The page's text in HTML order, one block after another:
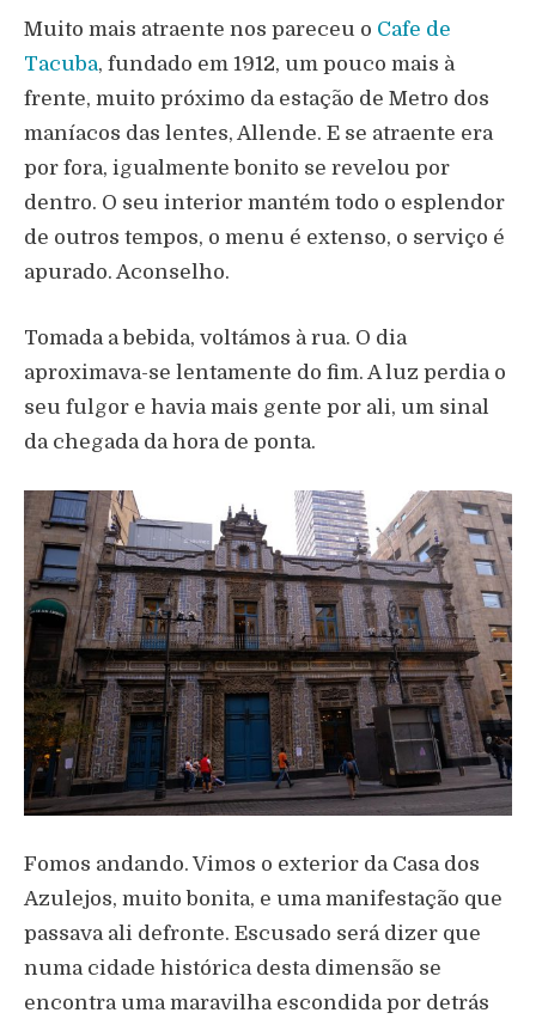
Muito mais atraente nos pareceu o Cafe de
Tacuba, fundado em 1912, um pouco mais à
frente, muito próximo da estação de Metro dos
maníacos das lentes, Allende. E se atraente era
por fora, igualmente bonito se revelou por
dentro. O seu interior mantém todo o esplendor
de outros tempos, o menu é extenso, o serviço é
apurado. Aconselho.
Tomada a bebida, voltámos à rua. O dia
aproximava-se lentamente do fim. A luz perdia o
seu fulgor e havia mais gente por ali, um sinal
da chegada da hora de ponta.
Fomos andando. Vimos o exterior da Casa dos
Azulejos, muito bonita, e uma manifestação que
passava ali defronte. Escusado será dizer que
numa cidade histórica desta dimensão se
encontra uma maravilha escondida por detrás